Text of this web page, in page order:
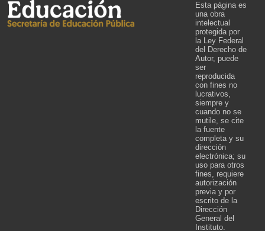
Esta página es
una obra
intelectual
protegida por
la Ley Federal
del Derecho de
Autor, puede
ser
reproducida
con fines no
lucrativos,
siempre y
cuando no se
mutile, se cite
la fuente
completa y su
dirección
electrónica; su
uso para otros
fines, requiere
autorización
previa y por
escrito de la
Dirección
General del
Instituto.